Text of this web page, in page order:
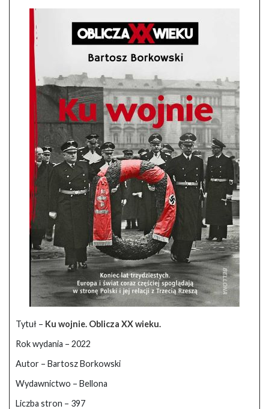
Tytuł – Ku wojnie. Oblicza XX wieku.
Rok wydania – 2022
Autor – Bartosz Borkowski
Wydawnictwo – Bellona
Liczba stron – 397